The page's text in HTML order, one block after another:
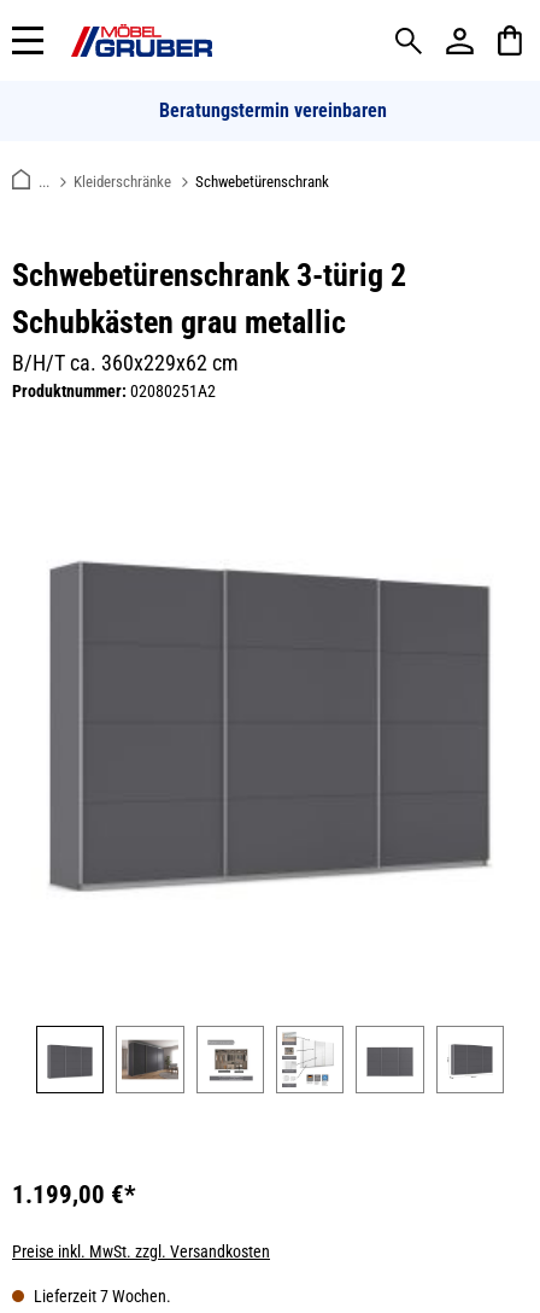
springen
Beratungstermin vereinbaren
... Kleiderschränke Schwebetürenschrank
Schwebetürenschrank 3-türig 2
Schubkästen grau metallic
B/H/T ca. 360x229x62 cm
Produktnummer: 02080251A2
1.199,00 €*
Preise inkl. MwSt. zzgl. Versandkosten
Lieferzeit 7 Wochen.